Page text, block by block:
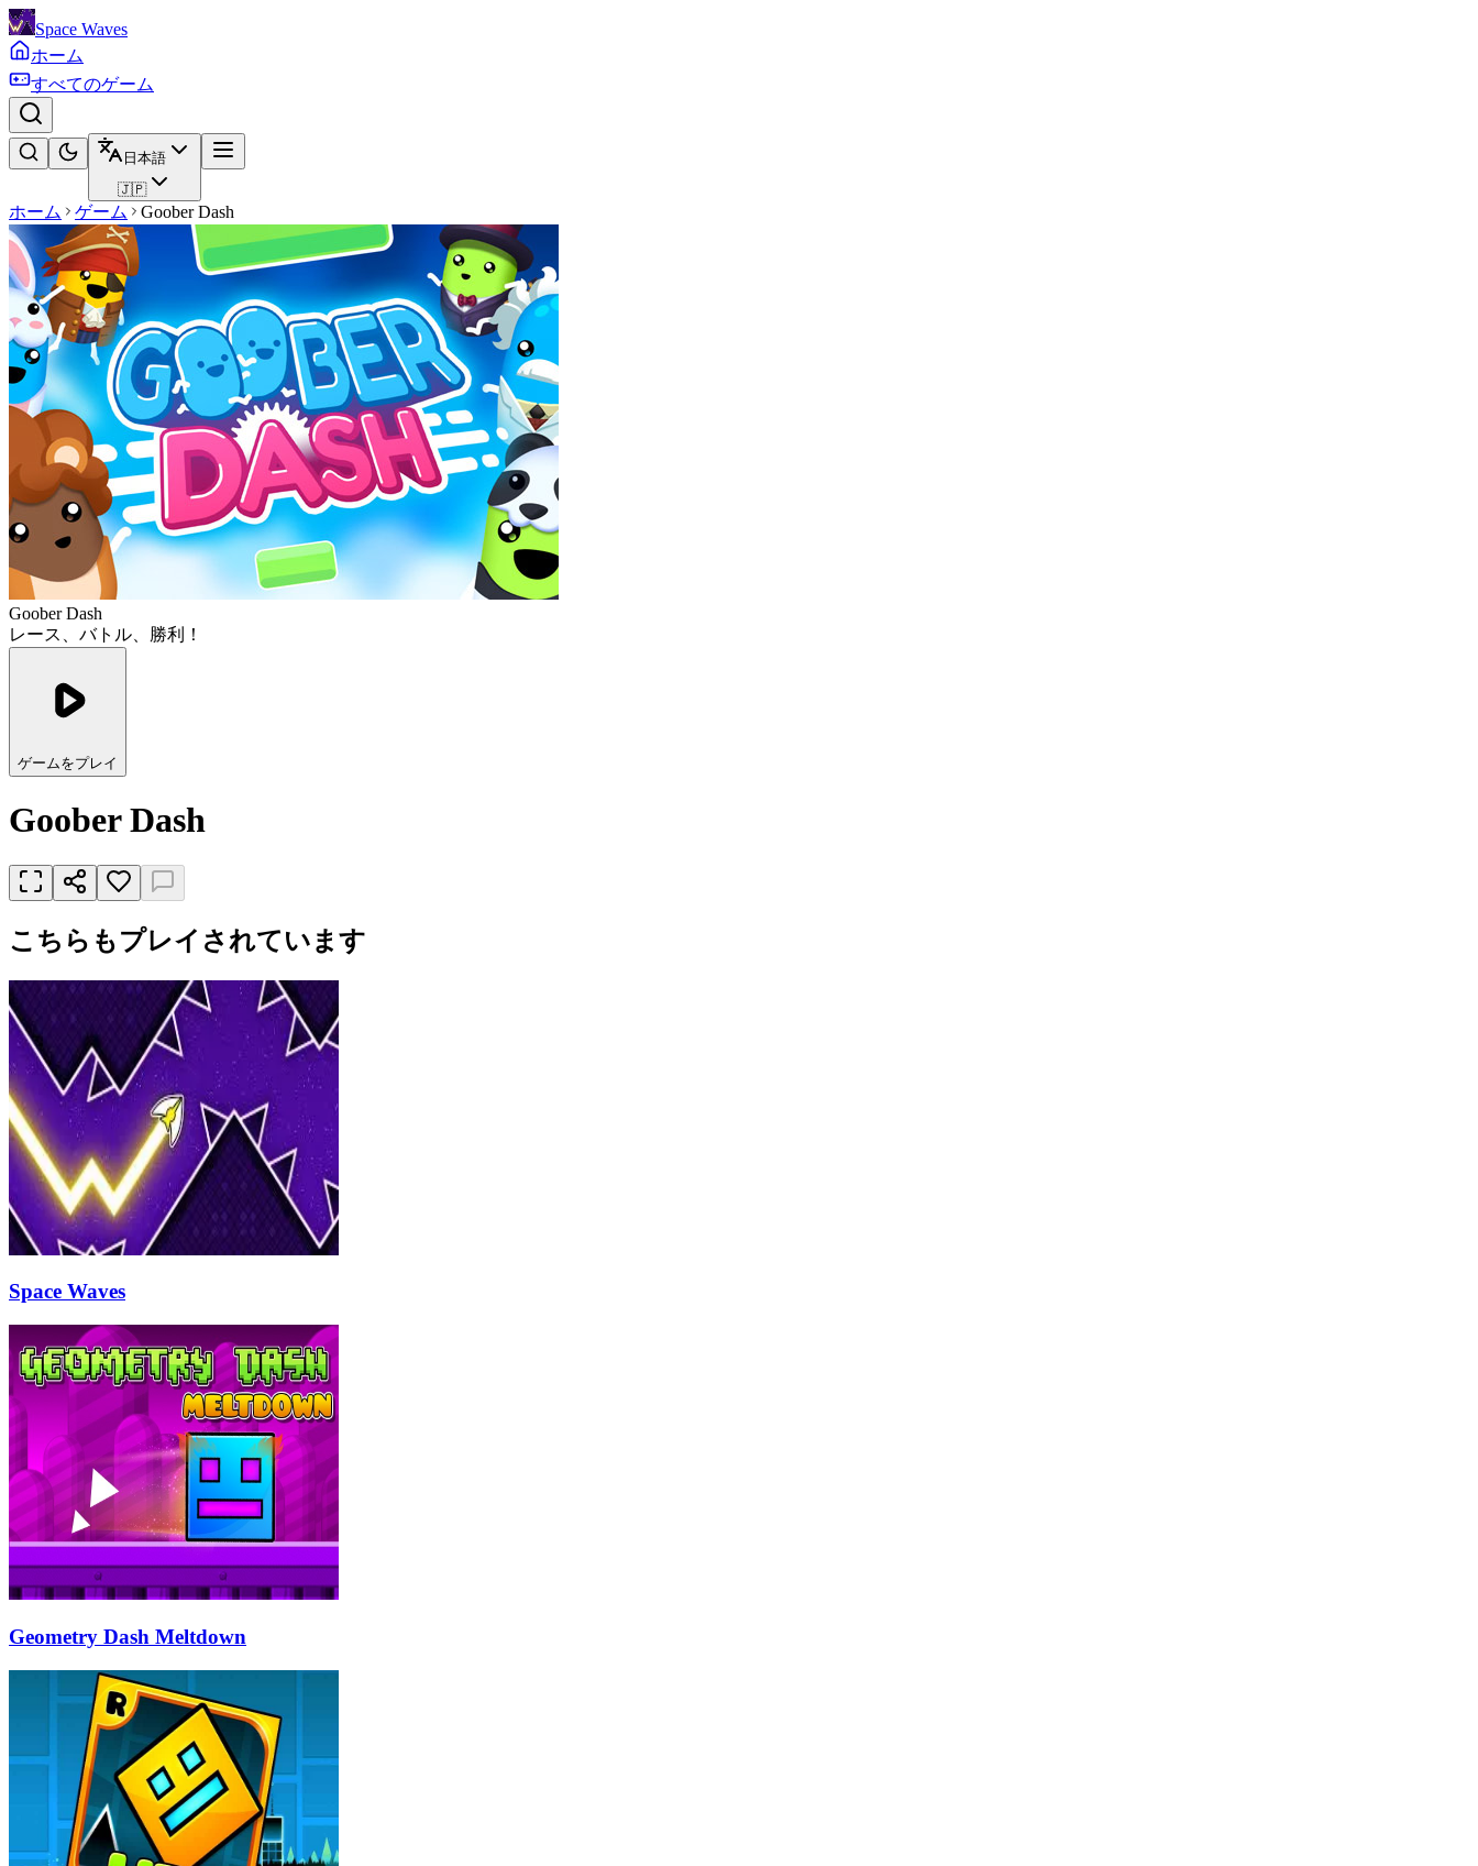
Space Waves
ホーム
すべてのゲーム
日本語
🇯🇵
ホーム ゲーム Goober Dash
Goober Dash
レース、バトル、勝利！
ゲームをプレイ
Goober Dash
こちらもプレイされています
Space Waves
Geometry Dash Meltdown